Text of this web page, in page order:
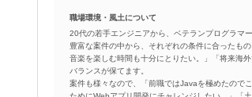
職場環境・風土について
20代の若手エンジニアから、ベテランプログラマ
豊富な案件の中から、それぞれの条件に合ったも
音楽を楽しむ時間も十分にとりたい。」「将来海
バランスが保てます。
案件も様々なので、「前職ではJavaを極めたので